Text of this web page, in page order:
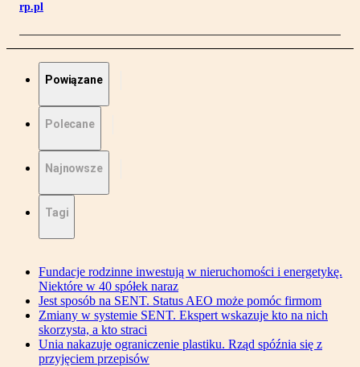
rp.pl
Powiązane
Polecane
Najnowsze
Tagi
Fundacje rodzinne inwestują w nieruchomości i energetykę.
Niektóre w 40 spółek naraz
Jest sposób na SENT. Status AEO może pomóc firmom
Zmiany w systemie SENT. Ekspert wskazuje kto na nich
skorzysta, a kto straci
Unia nakazuje ograniczenie plastiku. Rząd spóźnia się z
przyjęciem przepisów